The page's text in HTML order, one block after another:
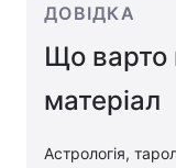
ДОВІДКА
Що варто
матеріал
Астрологія,